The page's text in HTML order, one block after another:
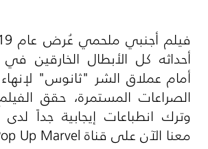
أحداثه كل الأبطال الخارقين
أمام عملاق الشر "ثانوس"
الصراعات المستمرة، حقق
وترك انطباعات إيجابية جداً
معنا الآن على قناةUp Marvel